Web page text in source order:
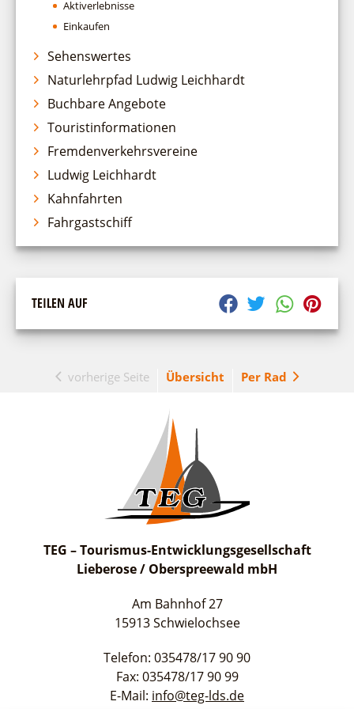
Spreewälder Seecamping
Campingplatz am Mochowsee
Campingplatz Jessern
Veranstaltungskalender
Veranstaltungshöhepunkte
Wirtschaftsförderung
Regionalentwicklung
SPOT
Bürgerbus
Naturwelt Lieberoser Heide
Q-Gemeinde Schwielochsee
Staatlich anerkannter Erholungsort Goyatz
Mein Brandenburg – Infostelen
Unternehmensbetreuung
Service
Über uns
Team
Aktuelles
Infomaterial
Warenkorb
Aktiverlebnisse
Einkaufen
Sehenswertes
Naturlehrpfad Ludwig Leichhardt
Buchbare Angebote
Touristinformationen
Fremdenverkehrsvereine
Ludwig Leichhardt
Kahnfahrten
Fahrgastschiff
TEILEN AUF
vorherige Seite Übersicht Per Rad
TEG – Tourismus-Entwicklungsgesellschaft
Lieberose / Oberspreewald mbH
Am Bahnhof 27
15913 Schwielochsee
Telefon: 035478/17 90 90
Fax: 035478/17 90 99
E-Mail: info@teg-lds.de